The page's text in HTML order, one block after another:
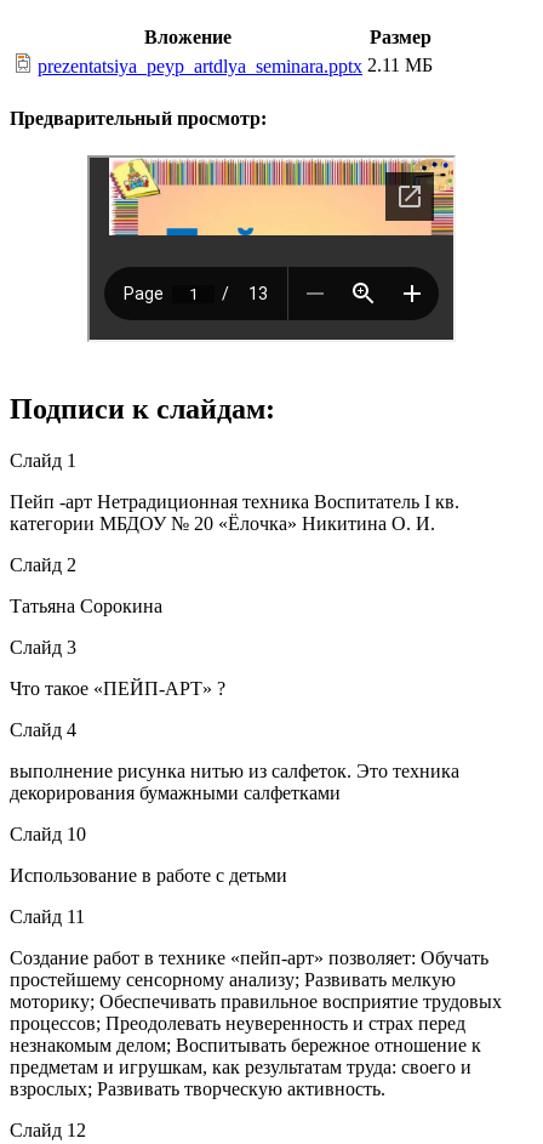
Вложение
Размер
prezentatsiya_peyp_artdlya_seminara.pptx 2.11 МБ
Предварительный просмотр:
Подписи к слайдам:
Слайд 1
Пейп -арт Нетрадиционная техника Воспитатель I кв.
категории МБДОУ № 20 «Ёлочка» Никитина О. И.
Слайд 2
Татьяна Сорокина
Слайд 3
Что такое «ПЕЙП-АРТ» ?
Слайд 4
выполнение рисунка нитью из салфеток. Это техника
декорирования бумажными салфетками
Слайд 10
Использование в работе с детьми
Слайд 11
Создание работ в технике «пейп-арт» позволяет: Обучать
простейшему сенсорному анализу; Развивать мелкую
моторику; Обеспечивать правильное восприятие трудовых
процессов; Преодолевать неуверенность и страх перед
незнакомым делом; Воспитывать бережное отношение к
предметам и игрушкам, как результатам труда: своего и
взрослых; Развивать творческую активность.
Слайд 12